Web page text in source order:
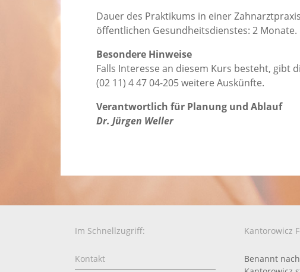
Dauer des Praktikums in einer
öffentlichen Gesundheitsdienstes: 2 Monate.
Besondere Hinweise
Falls Interesse an diesem Kurs besteht, gibt
(02 11) 4 47 04-205 weitere Auskünfte.
Verantwortlich für Planung und Ablauf
Dr. Jürgen Weller
Im Schnellzugriff:
Kontakt
Kantorowicz
Benannt